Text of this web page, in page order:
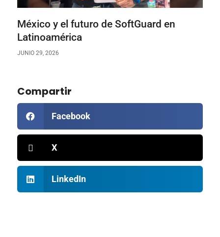
México y el futuro de SoftGuard en
Latinoamérica
JUNIO 29, 2026
Compartir
Facebook
X
LinkedIn